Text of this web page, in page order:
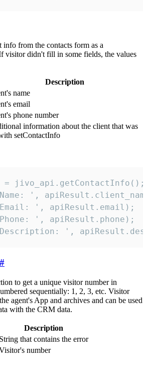
info from the contacts form as a
visitor didn't fill in some fields, the values
Description
name
email
phone number
information about the client that was
setContactInfo
jivo_api.getContactInfo();
',
', apiResult.email);
', apiResult.phone);
',
#
to get a unique visitor number in
sequentially: 1, 2, 3, etc. Visitor
agent's App and archives and can be used
with the CRM data.
Description
String that contains the error
number